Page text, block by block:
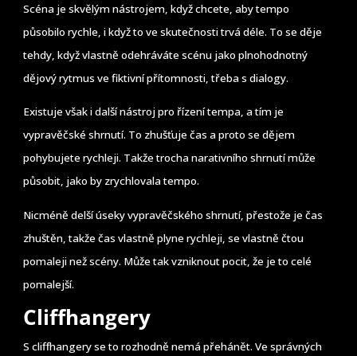
Scéna je skvělým nástrojem, když chcete, aby tempo
působilo rychle, i když to ve skutečnosti trvá déle. To se děje
tehdy, když vlastně odehráváte scénu jako plnohodnotný
dějový rytmus ve fiktivní přítomnosti, třeba s dialogy.
Existuje však i další nástroj pro řízení tempa, a tím je
vypravěčské shrnutí. To zhušťuje čas a proto se dějem
pohybujete rychleji. Takže trocha narativního shrnutí může
působit, jako by zrychlovala tempo.
Nicméně delší úseky vypravěčského shrnutí, přestože je čas
zhuštěn, takže čas vlastně plyne rychleji, se vlastně čtou
pomaleji než scény. Může tak vzniknout pocit, že je to celé
pomalejší.
Cliffhangery
S cliffhangery se to rozhodně nemá přehánět. Ve správných